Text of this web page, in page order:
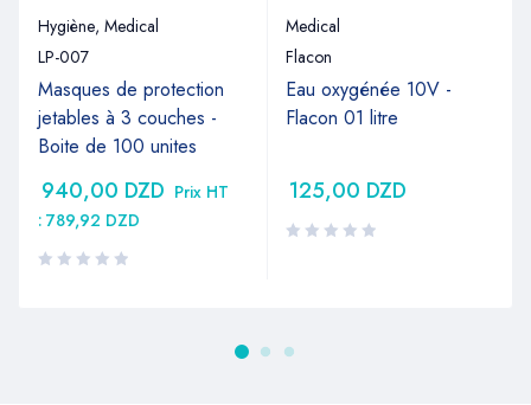
Hygiène, Medical
LP-007
Masques de protection
jetables à 3 couches -
Boite de 100 unites
940,00 DZD Prix HT
: 789,92 DZD
Medical
Flacon
Eau oxygénée 10V -
Flacon 01 litre
125,00 DZD